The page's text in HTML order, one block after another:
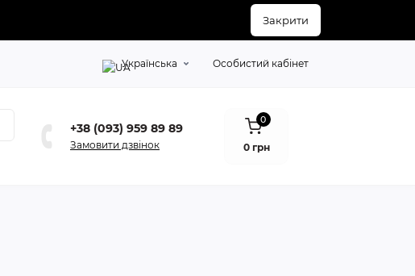
Закрити
Українська Особистий кабінет
+38 (093) 959 89 89
Замовити дзвінок
0
0 грн